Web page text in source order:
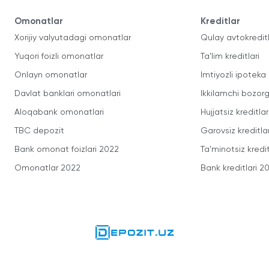
Omonatlar
Xorijiy valyutadagi omonatlar
Yuqori foizli omonatlar
Onlayn omonatlar
Davlat banklari omonatlari
Aloqabank omonatlari
TBC depozit
Bank omonat foizlari 2022
Omonatlar 2022
Kreditlar
Qulay
Ta'lim kreditlari
Imtiyozli ipoteka
Ikkilamchi
Hujjatsiz kreditlar
Garovsiz
Ta'minotsiz
Bank kreditlari